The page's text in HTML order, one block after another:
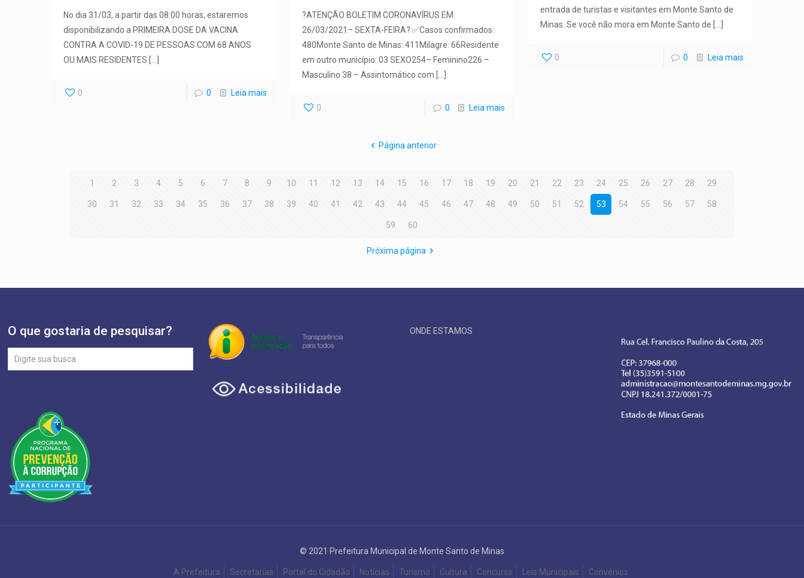
No dia 31/03, a partir das 08:00 horas, estaremos
disponibilizando a PRIMEIRA DOSE DA VACINA
CONTRA A COVID-19 DE PESSOAS COM 68 ANOS
OU MAIS RESIDENTES
0 0 Leia mais
?ATENÇÃO BOLETIM CORONAVÍRUS EM
26/03/2021– SEXTA-FEIRA? ✅Casos confirmados:
480Monte Santo de Minas: 411Milagre: 66Residente
em outro município: 03 SEXO254– Feminino226 –
Masculino 38 – Assintomático com
0 0 Leia mais
entrada de turistas e visitantes em Monte Santo de
Minas. Se você não mora em Monte Santo de
0 0 Leia mais
Página anterior
1 2 3 4 5 6 7 8 9 10 11 12 13 14 15 16 17 18 19 20 21 22 23 24 25 26 27 28 29
30 31 32 33 34 35 36 37 38 39 40 41 42 43 44 45 46 47 48 49 50 51 52 53 54 55 56 57 58
59 60
Próxima página
O que gostaria de pesquisar? ONDE ESTAMOS
© 2021 Prefeitura Municipal de Monte Santo de Minas
A Prefeitura Secretarias Portal do Cidadão Notícias Turismo Cultura Concurso Leis Municipais Convênios